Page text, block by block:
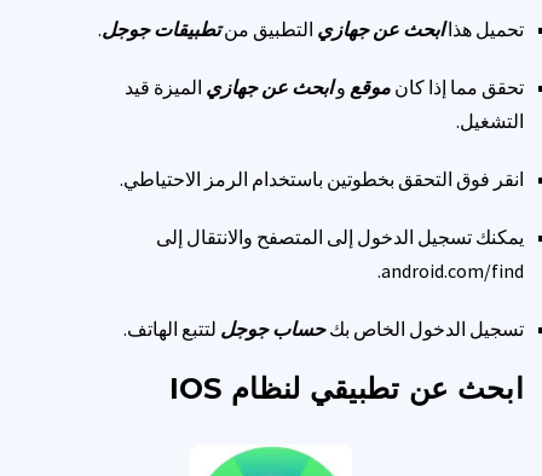
تحميل هذاابحث عن جهازي التطبيق منتطبيقات جوجل.
تحقق مما إذا كان موقع وابحث عن جهازي الميزة قيد
التشغيل.
انقر فوق التحقق بخطوتين باستخدام الرمز الاحتياطي.
يمكنك تسجيل الدخول إلى المتصفح والانتقال إلى
android.com/find.
تسجيل الدخول الخاص بكحساب جوجل لتتبع الهاتف.
ابحث عن تطبيقي لنظام IOS